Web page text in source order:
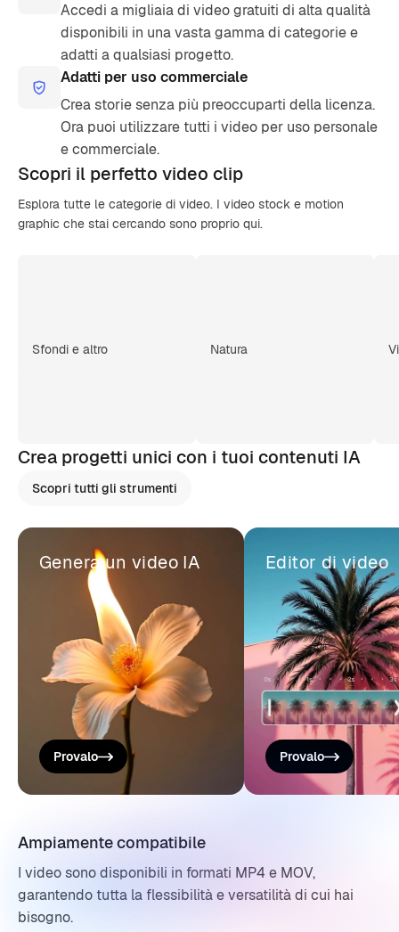
Accedi a migliaia di video gratuiti di alta qualità
disponibili in una vasta gamma di categorie e
adatti a qualsiasi progetto.
Adatti per uso commerciale
Crea storie senza più preoccuparti della licenza.
Ora puoi utilizzare tutti i video per uso personale
e commerciale.
Scopri il perfetto video clip
Esplora tutte le categorie di video. I video stock e motion
graphic che stai cercando sono proprio qui.
Sfondi e altro Natura
Crea progetti unici con i tuoi contenuti IA
Scopri tutti gli strumenti
Genera un video IA
Provalo
Editor di video
Provalo
Ampiamente compatibile
I video sono disponibili in formati MP4 e MOV,
garantendo tutta la flessibilità e versatilità di cui hai
bisogno.